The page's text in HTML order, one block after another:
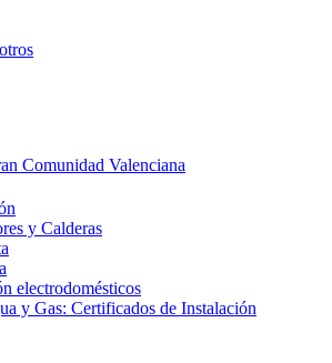
Comunidad Valenciana
y Calderas
electrodomésticos
y Gas: Certificados de Instalación